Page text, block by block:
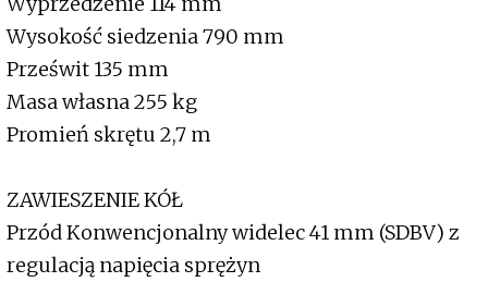
Wysokość siedzenia 790 mm
Prześwit 135 mm
Masa własna 255 kg
Promień skrętu 2,7 m
ZAWIESZENIE KÓŁ
Przód Konwencjonalny widelec 41 mm (SDBV) z
regulacją napięcia sprężyn